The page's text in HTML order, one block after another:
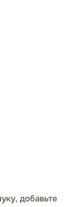
добавьте